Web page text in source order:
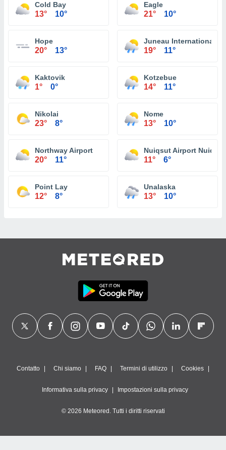
Cold Bay
13° 10°
Eagle
21° 10°
Hope
20° 13°
Juneau International
19° 11°
Kaktovik
1° 0°
Kotzebue
14° 11°
Nikolai
23° 8°
Nome
13° 10°
Northway Airport
20° 11°
Nuiqsut Airport Nuiqsut
11° 6°
Point Lay
12° 8°
Unalaska
13° 10°
Contatto Chi siamo FAQ Termini di utilizzo Cookies
Informativa sulla privacy Impostazioni sulla privacy
© 2026 Meteored. Tutti i diritti riservati